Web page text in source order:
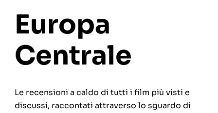
Magazine
Interviste
Festival
Europa
Centrale
Le recensioni a caldo di tutti i film più visti e
discussi, raccontati attraverso lo sguardo di